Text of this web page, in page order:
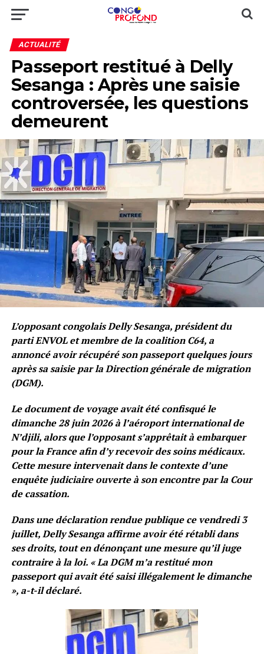
ACTUALITÉ
Passeport restitué à Delly
Sesanga : Après une saisie
controversée, les questions
demeurent
L’opposant congolais Delly Sesanga, président du
parti ENVOL et membre de la coalition C64, a
annoncé avoir récupéré son passeport quelques jours
après sa saisie par la Direction générale de migration
(DGM).
Le document de voyage avait été confisqué le
dimanche 28 juin 2026 à l’aéroport international de
N’djili, alors que l’opposant s’apprêtait à embarquer
pour la France afin d’y recevoir des soins médicaux.
Cette mesure intervenait dans le contexte d’une
enquête judiciaire ouverte à son encontre par la Cour
de cassation.
Dans une déclaration rendue publique ce vendredi 3
juillet, Delly Sesanga affirme avoir été rétabli dans
ses droits, tout en dénonçant une mesure qu’il juge
contraire à la loi. « La DGM m’a restitué mon
passeport qui avait été saisi illégalement le dimanche
», a-t-il déclaré.